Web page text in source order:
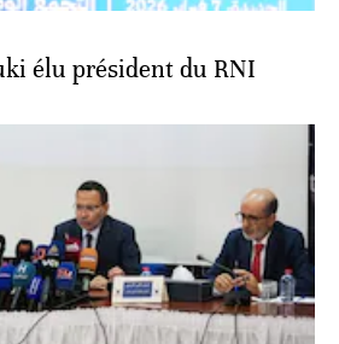
élu président du RNI